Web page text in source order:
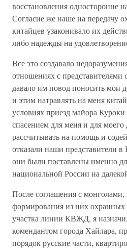
восстановления односторонне
Согласие же наше на передачу
китайцев узаконивало их
либо надежды на
Все это создавало
отношениях с представителями
давало им повод поносить мои
и этим натравлять на меня
условиях приезд майора
спасением для меня и для
рассчитывать на помощь и
отказали наши представители в
они были поставлены именно
национальной России на
После соглашения с монголами,
формирования из них охранных
участка линии КВЖД, я
комендантом города Хайлара,
порядок русские части,